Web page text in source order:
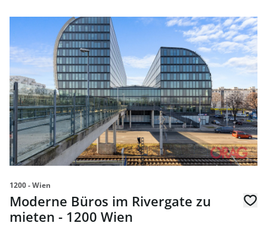
Link zur Seite Moderne Büros im Rivergate zu mieten -
1200 - Wien
Moderne Büros im Rivergate zu
mieten - 1200 Wien